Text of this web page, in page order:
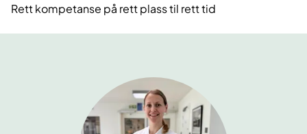
Rett kompetanse på rett plass til rett tid